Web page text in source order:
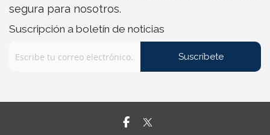
segura para nosotros.
Suscripción a boletín de noticias
Suscríbete